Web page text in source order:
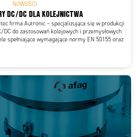
NOWOŚCI
DC/DC DLA KOLEJNICTWA
firma Autronic – specjalizująca się w produkcji
do zastosowań kolejowych i przemysłowych
spełniające wymagające normy EN 50155 oraz